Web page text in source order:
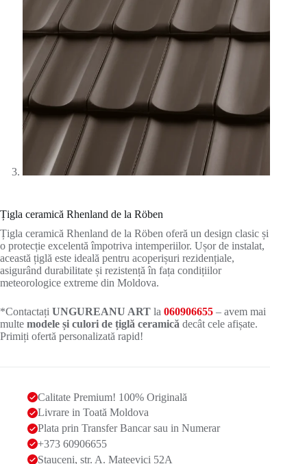
Țigla ceramică Rhenland de la Röben
Țigla ceramică Rhenland de la Röben oferă un design clasic și
o protecție excelentă împotriva intemperiilor. Ușor de instalat,
această țiglă este ideală pentru acoperișuri rezidențiale,
asigurând durabilitate și rezistență în fața condițiilor
meteorologice extreme din Moldova.
*Contactați UNGUREANU ART la 060906655 – avem mai
multe modele și culori de țiglă ceramică decât cele afișate.
Primiți ofertă personalizată rapid!
Calitate Premium! 100% Originală
Livrare in Toată Moldova
Plata prin Transfer Bancar sau in Numerar
+373 60906655
Stauceni, str. A. Mateevici 52A